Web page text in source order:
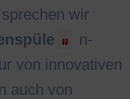
wir
n-
von innovativen
auch von